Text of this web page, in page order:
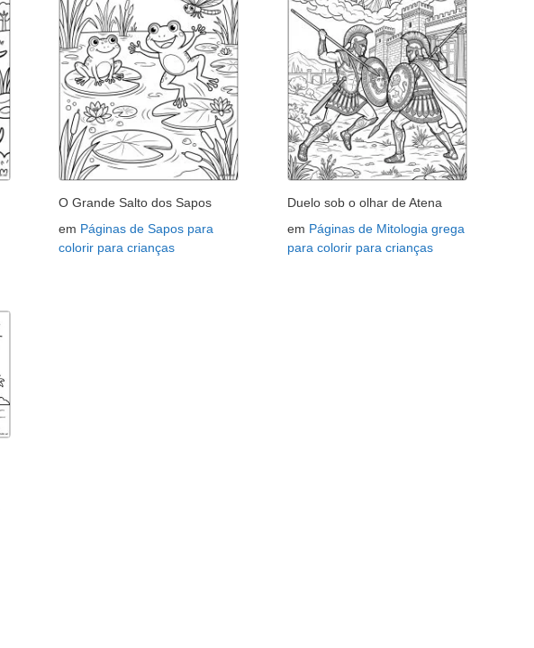
O Grande Salto dos Sapos
em Páginas de Sapos para
colorir para crianças
Duelo sob o olhar de Atena
em Páginas de Mitologia grega
para colorir para crianças